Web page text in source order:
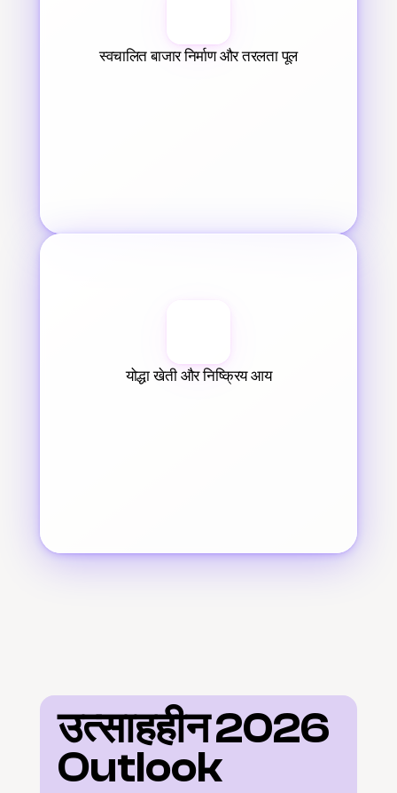
स्वचालित बाजार निर्माण और तरलता पूल
योद्धा खेती और निष्क्रिय आय
उत्साहहीन 2026
Outlook